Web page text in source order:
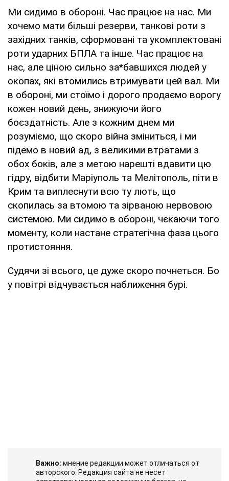
Ми сидимо в обороні. Час працює на нас. Ми
хочемо мати більші резерви, танкові роти з
західних танків, сформовані та укомплектовані
роти ударних БПЛА та інше. Час працює на
нас, але ціною сильно за*бавшихся людей у
окопах, які втомились втримувати цей вал. Ми
в обороні, ми стоїмо і дорого продаємо ворогу
кожен новий день, знижуючи його
боєздатність. Але з кожним днем ми
розуміємо, що скоро війна зміниться, і ми
підемо в новий ад, з великими втратами з
обох боків, але з метою нарешті вдавити цю
гідру, відбити Маріуполь та Мелітополь, піти в
Крим та виплеснути всю ту лють, що
скопилась за втомою та зірваною нервовою
системою. Ми сидимо в обороні, чєкаючи того
моменту, коли настане стратегічна фаза цього
протистояння.
Судячи зі всього, це дуже скоро почнеться. Бо
у повітрі відчувається наближення бурі.
Важно: мнение редакции может отличаться от
авторского. Редакция сайта не несет